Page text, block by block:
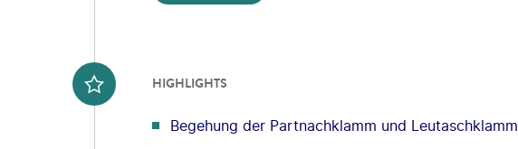
HIGHLIGHTS
Begehung der Partnachklamm und Leutaschklamm